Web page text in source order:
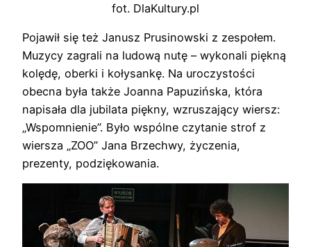
fot. DlaKultury.pl
Pojawił się też Janusz Prusinowski z zespołem.
Muzycy zagrali na ludową nutę – wykonali piękną
kolędę, oberki i kołysankę. Na uroczystości
obecna była także Joanna Papuzińska, która
napisała dla jubilata piękny, wzruszający wiersz:
„Wspomnienie”. Było wspólne czytanie strof z
wiersza „ZOO” Jana Brzechwy, życzenia,
prezenty, podziękowania.